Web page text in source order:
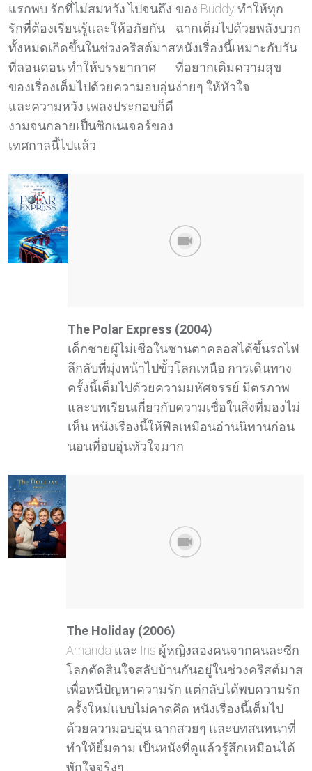
แรกพบ รักที่ไม่สมหวัง ไปจนถึง
รักที่ต้องเรียนรู้และให้อภัยกัน
ทั้งหมดเกิดขึ้นในช่วงคริสต์มาส
ที่ลอนดอน ทำให้บรรยากาศ
ของเรื่องเต็มไปด้วยความอบอุ่น
และความหวัง เพลงประกอบก็ดี
งามจนกลายเป็นซิกเนเจอร์ของ
เทศกาลนี้ไปแล้ว
ของ Buddy ทำให้ทุก
ฉากเต็มไปด้วยพลังบวก
หนังเรื่องนี้เหมาะกับวัน
ที่อยากเติมความสุข
ง่ายๆ ให้หัวใจ
The Polar Express (2004)
เด็กชายผู้ไม่เชื่อในซานตาคลอสได้ขึ้นรถไฟ
ลึกลับที่มุ่งหน้าไปขั้วโลกเหนือ การเดินทาง
ครั้งนี้เต็มไปด้วยความมหัศจรรย์ มิตรภาพ
และบทเรียนเกี่ยวกับความเชื่อในสิ่งที่มองไม่
เห็น หนังเรื่องนี้ให้ฟีลเหมือนอ่านนิทานก่อน
นอนที่อบอุ่นหัวใจมาก
The Holiday (2006)
Amanda และ Iris ผู้หญิงสองคนจากคนละซีก
โลกตัดสินใจสลับบ้านกันอยู่ในช่วงคริสต์มาส
เพื่อหนีปัญหาความรัก แต่กลับได้พบความรัก
ครั้งใหม่แบบไม่คาดคิด หนังเรื่องนี้เต็มไป
ด้วยความอบอุ่น ฉากสวยๆ และบทสนทนาที่
ทำให้ยิ้มตาม เป็นหนังที่ดูแล้วรู้สึกเหมือนได้
พักใจจริงๆ